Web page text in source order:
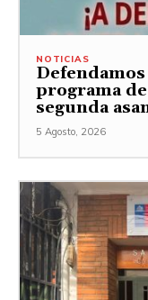
NOTICIAS
programa
segunda
5 Agosto, 2026